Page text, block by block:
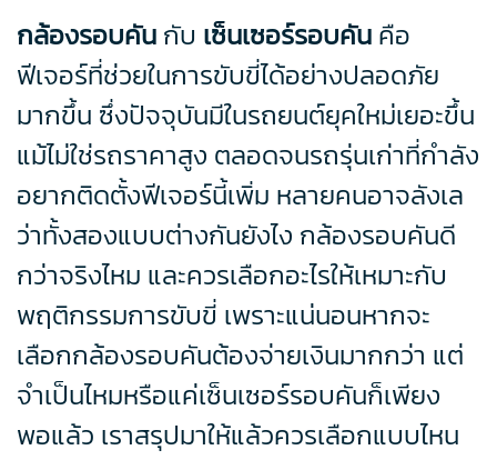
กล้องรอบคัน กับ เซ็นเซอร์รอบคัน คือ
ฟีเจอร์ที่ช่วยในการขับขี่ได้อย่างปลอดภัย
มากขึ้น ซึ่งปัจจุบันมีในรถยนต์ยุคใหม่เยอะขึ้น
แม้ไม่ใช่รถราคาสูง ตลอดจนรถรุ่นเก่าที่กำลัง
อยากติดตั้งฟีเจอร์นี้เพิ่ม หลายคนอาจลังเล
ว่าทั้งสองแบบต่างกันยังไง กล้องรอบคันดี
กว่าจริงไหม และควรเลือกอะไรให้เหมาะกับ
พฤติกรรมการขับขี่ เพราะแน่นอนหากจะ
เลือกกล้องรอบคันต้องจ่ายเงินมากกว่า แต่
จำเป็นไหมหรือแค่เซ็นเซอร์รอบคันก็เพียง
พอแล้ว เราสรุปมาให้แล้วควรเลือกแบบไหน